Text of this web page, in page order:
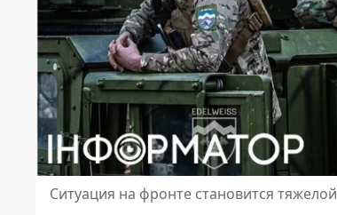
Ситуация на фронте становится тяжелой